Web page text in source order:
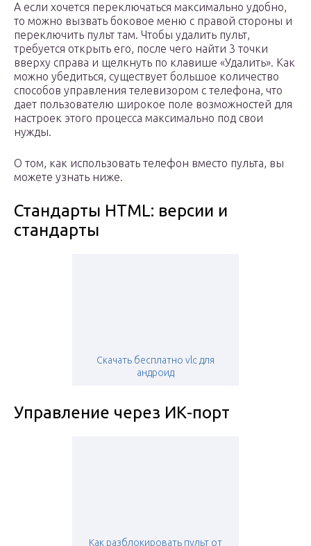
А если хочется переключаться максимально удобно,
то можно вызвать боковое меню с правой стороны и
переключить пульт там. Чтобы удалить пульт,
требуется открыть его, после чего найти 3 точки
вверху справа и щелкнуть по клавише «Удалить». Как
можно убедиться, существует большое количество
способов управления телевизором с телефона, что
дает пользователю широкое поле возможностей для
настроек этого процесса максимально под свои
нужды.
О том, как использовать телефон вместо пульта, вы
можете узнать ниже.
Стандарты HTML: версии и
стандарты
Скачать бесплатно vlc для
андроид
Управление через ИК-порт
Как разблокировать пульт от